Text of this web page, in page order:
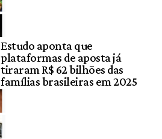
Estudo aponta que
plataformas de aposta já
tiraram R$ 62 bilhões das
famílias brasileiras em 2025